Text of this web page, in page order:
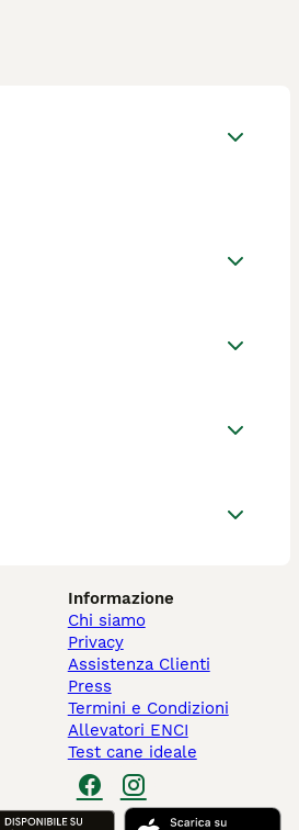
Informazione
Chi siamo
Privacy
Assistenza Clienti
Press
Termini e Condizioni
Allevatori ENCI
Test cane ideale